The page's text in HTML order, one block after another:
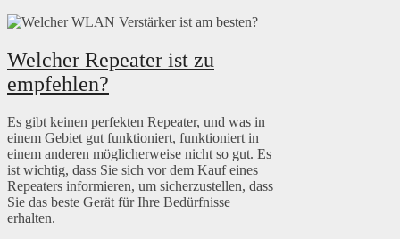
Welcher Repeater ist zu
empfehlen?
Es gibt keinen perfekten Repeater, und was in
einem Gebiet gut funktioniert, funktioniert in
einem anderen möglicherweise nicht so gut. Es
ist wichtig, dass Sie sich vor dem Kauf eines
Repeaters informieren, um sicherzustellen, dass
Sie das beste Gerät für Ihre Bedürfnisse
erhalten.